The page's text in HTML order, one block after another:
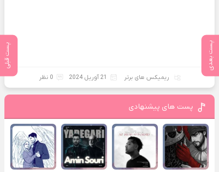
پست بعدی پست قبلی
ریمیکس های برتر 21 آوریل 2024 0 نظر
پست های پیشنهادی